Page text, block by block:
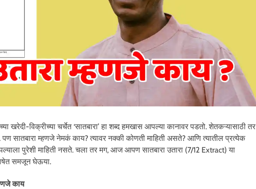
खरेदी-विक्रीच्या चर्चेत ‘सातबारा’ हा शब्द हमखास आपल्या कानावर पडतो. शेतकऱ्यासाठी तर
पण सातबारा म्हणजे नेमकं काय? त्यावर नक्की कोणती माहिती असते? आणि त्यातील प्रत्येक
पुरेशी माहिती नसते. चला तर मग, आज आपण सातबारा उतारा (7/12 Extract) या
भाषेत समजून घेऊया.
काय